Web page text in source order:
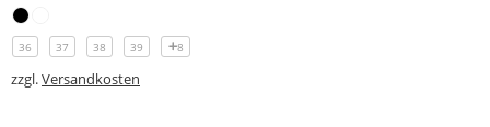
36 37 38 39 8
zzgl.Versandkosten